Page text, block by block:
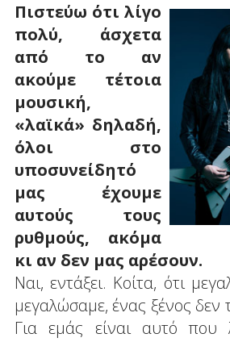
Πιστεύω ότι λίγο
πολύ, άσχετα
από το αν
ακούμε τέτοια
μουσική,
«λαϊκά» δηλαδή,
όλοι στο
υποσυνείδητό
μας έχουμε
αυτούς τους
ρυθμούς, ακόμα
κι αν δεν μας αρέσουν.
Ναι, εντάξει. Κοίτα, ότι
μεγαλώσαμε, ένας ξένος δεν
Για εμάς είναι αυτό που